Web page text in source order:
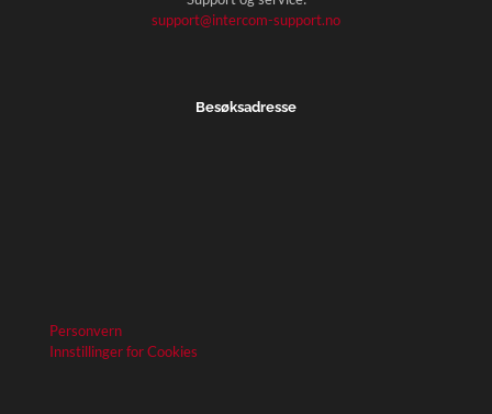
support@intercom-support.no
Besøksadresse
Personvern
Innstillinger for Cookies